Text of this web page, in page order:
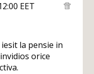
EET
la pensie in
orice